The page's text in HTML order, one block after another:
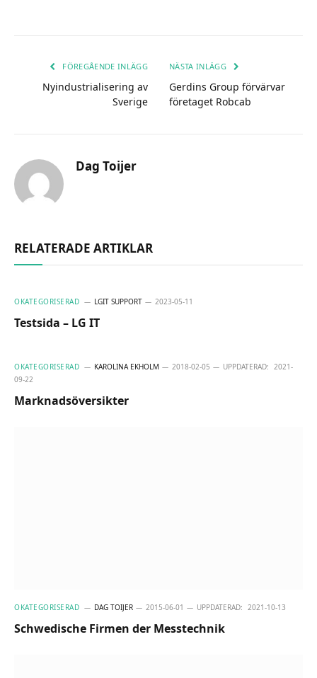
FÖREGÅENDE INLÄGG
Nyindustrialisering av
Sverige
NÄSTA INLÄGG
Gerdins Group förvärvar
företaget Robcab
Dag Toijer
RELATERADE ARTIKLAR
OKATEGORISERAD LGIT SUPPORT 2023-05-11
Testsida – LG IT
OKATEGORISERAD KAROLINA EKHOLM 2018-02-05 UPPDATERAD: 2021-
09-22
Marknadsöversikter
OKATEGORISERAD DAG TOIJER 2015-06-01 UPPDATERAD: 2021-10-13
Schwedische Firmen der Messtechnik